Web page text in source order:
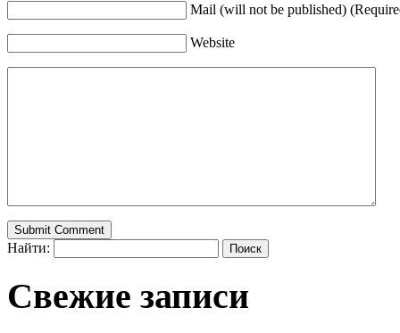
Mail (will not be published)
Website
Найти:
Свежие записи